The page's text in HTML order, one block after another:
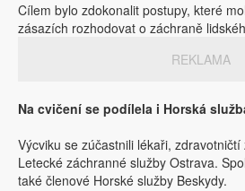
Cílem bylo zdokonalit postupy, které
zásazích rozhodovat o záchraně
REKLAMA
Na cvičení se podílela i Horská
Výcviku se zúčastnili lékaři,
Letecké záchranné služby Ostrava.
také členové Horské služby Beskydy.